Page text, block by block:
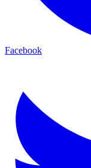
Facebook